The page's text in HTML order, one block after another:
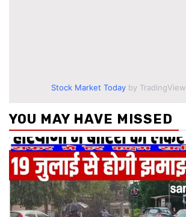
Stock Market Today by TradingView
YOU MAY HAVE MISSED